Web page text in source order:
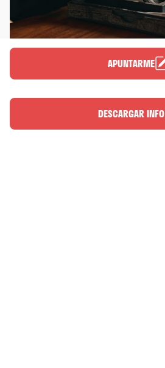
APUNTARME
DESCARGAR INFO